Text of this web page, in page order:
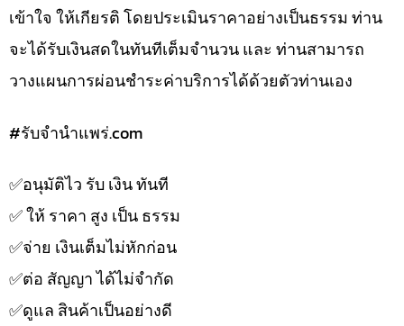
เข้าใจ ให้เกียรติ โดยประเมินราคาอย่างเป็นธรรม ท่าน
จะได้รับเงินสดในทันทีเต็มจำนวน และ ท่านสามารถ
วางแผนการผ่อนชำระค่าบริการได้ด้วยตัวท่านเอง
#รับจํานําแพร่.com
✅️อนุมัติไว รับ เงิน ทันที
✅️ ให้ ราคา สูง เป็น ธรรม
✅️จ่าย เงินเต็มไม่หักก่อน
✅️ต่อ สัญญา ได้ไม่จำกัด
✅️ดูแล สินค้าเป็นอย่างดี